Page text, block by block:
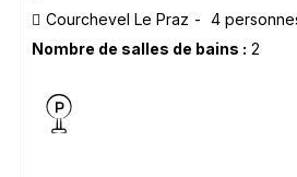
Courchevel Le Praz 4
Nombre de salles de bains : 2